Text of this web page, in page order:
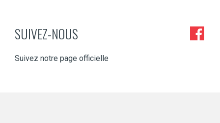
SUIVEZ-NOUS
Suivez notre page officielle